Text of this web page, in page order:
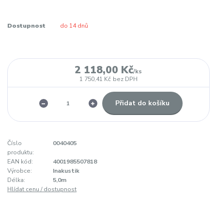
Dostupnost do 14 dnů
2 118,00 Kč/ks
1 750,41 Kč bez DPH
Přidat do košíku
Číslo
produktu:
0040405
EAN kód:
4001985507818
Výrobce:
Inakustik
Délka:
5,0m
Hlídat cenu / dostupnost